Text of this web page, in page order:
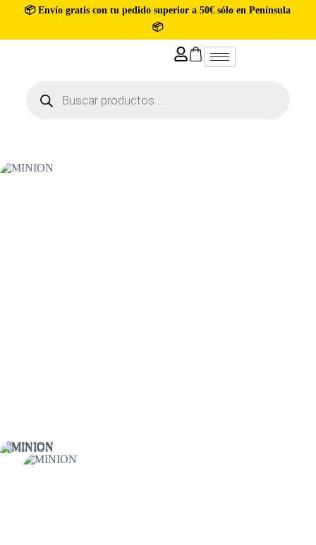
📦 Envío gratis con tu pedido superior a 50€ sólo en Península
📦